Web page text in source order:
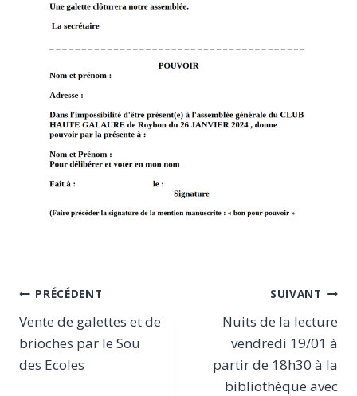
Navigation
de
l’article
PRÉCÉDENT
Vente de galettes et de
brioches par le Sou
des Ecoles
SUIVANT
Nuits de la lecture
vendredi 19/01 à
partir de 18h30 à la
bibliothèque avec